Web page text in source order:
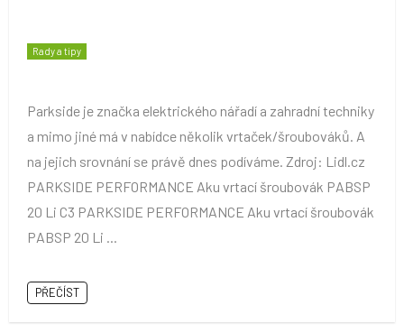
Rady a tipy
Parkside je značka elektrického nářadí a zahradní techniky
a mimo jiné má v nabídce několik vrtaček/šroubováků. A
na jejich srovnání se právě dnes podíváme. Zdroj: Lidl.cz
PARKSIDE PERFORMANCE Aku vrtací šroubovák PABSP
20 Li C3 PARKSIDE PERFORMANCE Aku vrtací šroubovák
PABSP 20 Li ...
PŘEČÍST